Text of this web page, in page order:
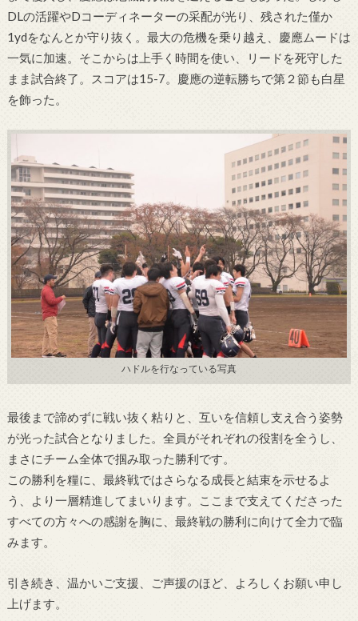
DLの活躍やDコーディネーターの采配が光り、残された僅か
1ydをなんとか守り抜く。最大の危機を乗り越え、慶應ムードは
一気に加速。そこからは上手く時間を使い、リードを死守した
まま試合終了。スコアは15-7。慶應の逆転勝ちで第２節も白星
を飾った。
ハドルを行なっている写真
最後まで諦めずに戦い抜く粘りと、互いを信頼し支え合う姿勢
が光った試合となりました。全員がそれぞれの役割を全うし、
まさにチーム全体で掴み取った勝利です。
この勝利を糧に、最終戦ではさらなる成長と結束を示せるよ
う、より一層精進してまいります。ここまで支えてくださった
すべての方々への感謝を胸に、最終戦の勝利に向けて全力で臨
みます。
引き続き、温かいご支援、ご声援のほど、よろしくお願い申し
上げます。